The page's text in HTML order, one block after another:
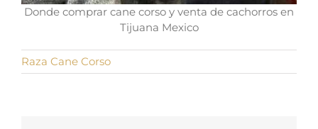
Donde comprar cane corso y venta de cachorros en
Tijuana Mexico
Raza Cane Corso